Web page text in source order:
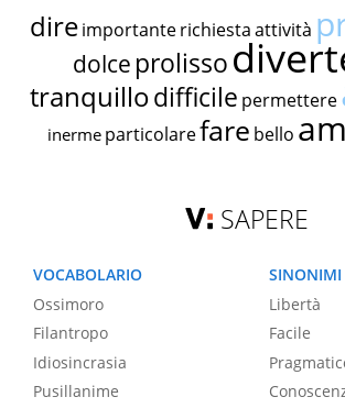
dire importante richiestaattività
dolce prolisso
tranquillodifficile permettere
inerme particolarefare bello
SAPERE
VOCABOLARIO
Ossimoro
Filantropo
Idiosincrasia
Pusillanime
SINONIMI
Libertà
Facile